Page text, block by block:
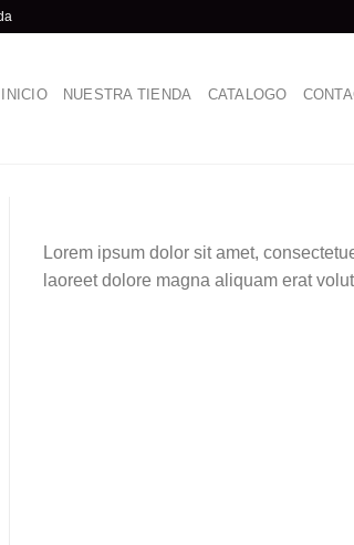
INICIO NUESTRA TIENDA CATALOGO
Lorem ipsum dolor sit amet,
laoreet dolore magna aliquam erat